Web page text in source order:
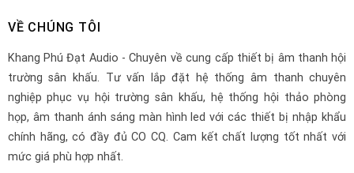
VỀ CHÚNG TÔI
Khang Phú Đạt Audio - Chuyên về cung cấp thiết bị âm thanh hội
trường sân khấu. Tư vấn lắp đặt hệ thống âm thanh chuyên
nghiệp phục vụ hội trường sân khấu, hệ thống hội thảo phòng
họp, âm thanh ánh sáng màn hình led với các thiết bị nhập khẩu
chính hãng, có đầy đủ CO CQ. Cam kết chất lượng tốt nhất với
mức giá phù hợp nhất.